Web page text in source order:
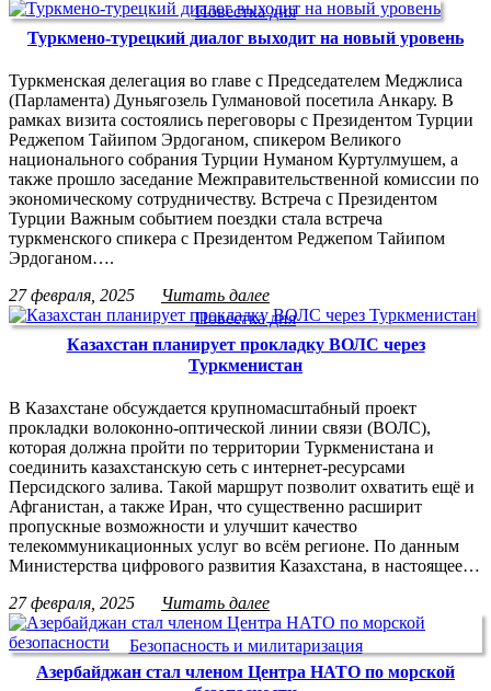
Повестка дня
Туркмено-турецкий диалог выходит на новый уровень
Туркменская делегация во главе с Председателем Меджлиса
(Парламента) Дуньягозель Гулмановой посетила Анкару. В
рамках визита состоялись переговоры с Президентом Турции
Реджепом Тайипом Эрдоганом, спикером Великого
национального собрания Турции Нуманом Куртулмушем, а
также прошло заседание Межправительственной комиссии по
экономическому сотрудничеству. Встреча с Президентом
Турции Важным событием поездки стала встреча
туркменского спикера с Президентом Реджепом Тайипом
Эрдоганом….
27 февраля, 2025
Читать далее
Повестка дня
Казахстан планирует прокладку ВОЛС через
Туркменистан
В Казахстане обсуждается крупномасштабный проект
прокладки волоконно-оптической линии связи (ВОЛС),
которая должна пройти по территории Туркменистана и
соединить казахстанскую сеть с интернет-ресурсами
Персидского залива. Такой маршрут позволит охватить ещё и
Афганистан, а также Иран, что существенно расширит
пропускные возможности и улучшит качество
телекоммуникационных услуг во всём регионе. По данным
Министерства цифрового развития Казахстана, в настоящее…
27 февраля, 2025
Читать далее
Безопасность и милитаризация
Азербайджан стал членом Центра НАТО по морской